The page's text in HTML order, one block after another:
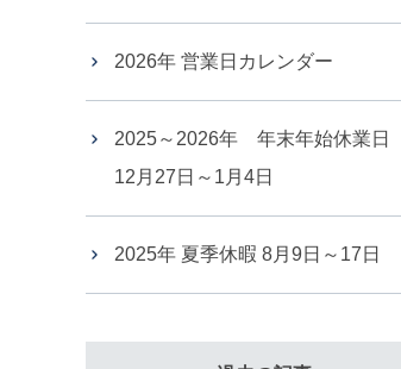
2026年 営業日カレンダー
2025～2026年 年末年始休業日
12月27日～1月4日
2025年 夏季休暇 8月9日～17日